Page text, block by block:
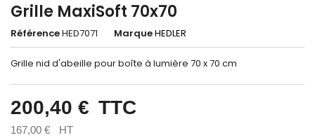
Grille MaxiSoft 70x70
RéférenceHED7071 MarqueHEDLER
Grille nid d'abeille pour boîte à lumière 70 x 70 cm
200,40 € TTC
167,00 € HT